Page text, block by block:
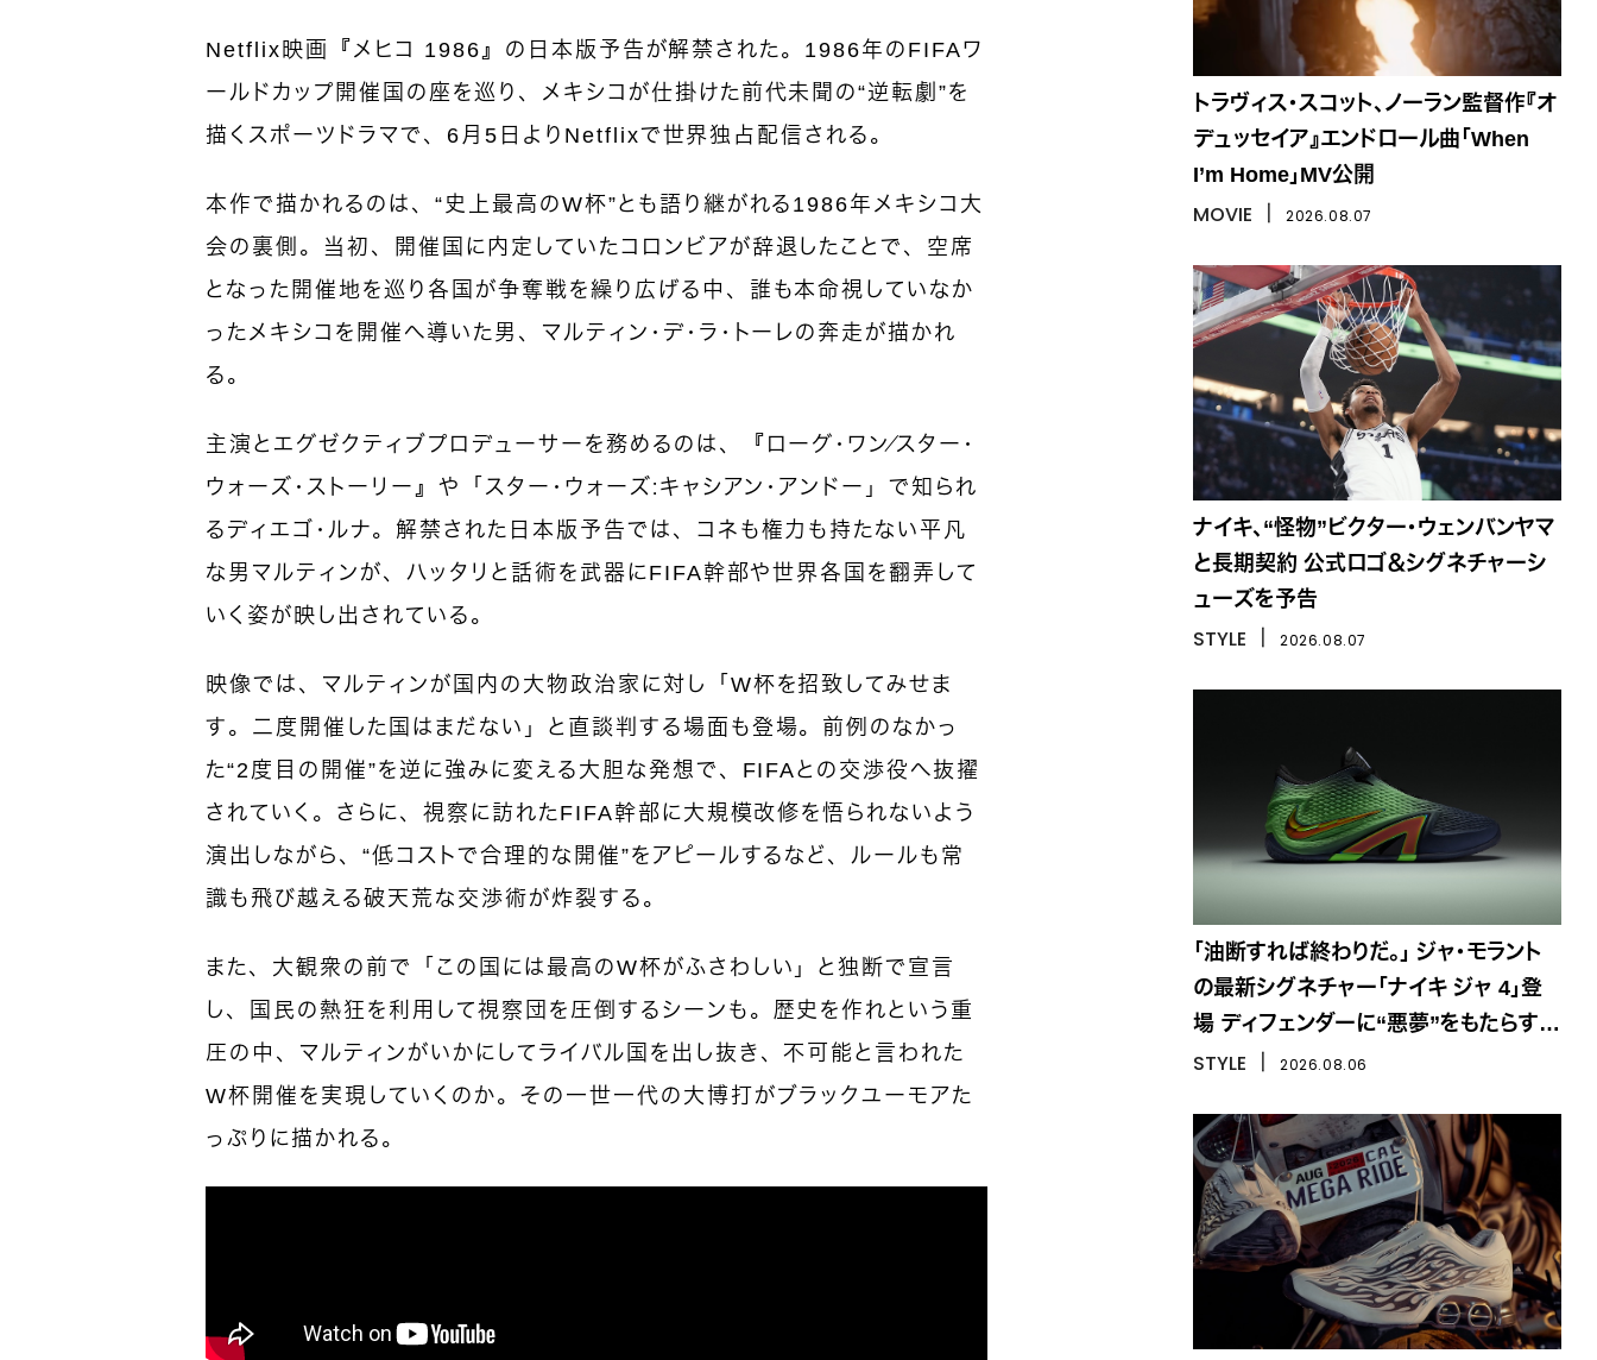
Netflix映画『メヒコ 1986』の日本版予告が解禁された。1986年のFIFAワ
ールドカップ開催国の座を巡り、メキシコが仕掛けた前代未聞の“逆転劇”を
描くスポーツドラマで、6月5日よりNetflixで世界独占配信される。
本作で描かれるのは、“史上最高のW杯”とも語り継がれる1986年メキシコ大
会の裏側。当初、開催国に内定していたコロンビアが辞退したことで、空席
となった開催地を巡り各国が争奪戦を繰り広げる中、誰も本命視していなか
ったメキシコを開催へ導いた男、マルティン・デ・ラ・トーレの奔走が描かれ
る。
主演とエグゼクティブプロデューサーを務めるのは、『ローグ・ワン／スター・
ウォーズ・ストーリー』や「スター・ウォーズ：キャシアン・アンドー」で知られ
るディエゴ・ルナ。解禁された日本版予告では、コネも権力も持たない平凡
な男マルティンが、ハッタリと話術を武器にFIFA幹部や世界各国を翻弄して
いく姿が映し出されている。
映像では、マルティンが国内の大物政治家に対し「W杯を招致してみせま
す。二度開催した国はまだない」と直談判する場面も登場。前例のなかっ
た“2度目の開催”を逆に強みに変える大胆な発想で、FIFAとの交渉役へ抜擢
されていく。さらに、視察に訪れたFIFA幹部に大規模改修を悟られないよう
演出しながら、“低コストで合理的な開催”をアピールするなど、ルールも常
識も飛び越える破天荒な交渉術が炸裂する。
また、大観衆の前で「この国には最高のW杯がふさわしい」と独断で宣言
し、国民の熱狂を利用して視察団を圧倒するシーンも。歴史を作れという重
圧の中、マルティンがいかにしてライバル国を出し抜き、不可能と言われた
W杯開催を実現していくのか。その一世一代の大博打がブラックユーモアた
っぷりに描かれる。
トラヴィス・スコット、ノーラン監督作『オ
デュッセイア』エンドロール曲「When
I’m Home」MV公開
MOVIE 2026.08.07
ナイキ、“怪物”ビクター・ウェンバンヤマ
と長期契約 公式ロゴ＆シグネチャーシ
ューズを予告
STYLE 2026.08.07
「油断すれば終わりだ。」 ジャ・モラント
の最新シグネチャー「ナイキ ジャ 4」登
場 ディフェンダーに“悪夢”をもたらす一
足
STYLE 2026.08.06